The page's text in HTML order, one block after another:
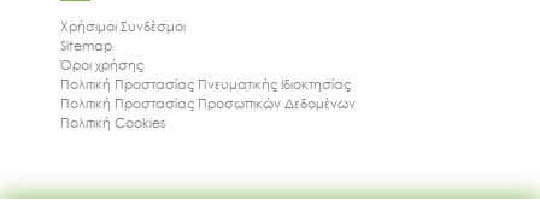
Χρήσιμοι Συνδέσμοι
Sitemap
Όροι χρήσης
Πολιτική Προστασίας Πνευματικής Ιδιοκτησίας
Πολιτική Προστασίας Προσωπικών Δεδομένων
Πολιτική Cookies